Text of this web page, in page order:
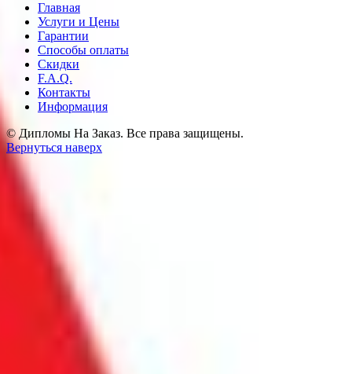
Главная
Услуги и Цены
Гарантии
Способы оплаты
Скидки
F.A.Q.
Контакты
Информация
© Дипломы На Заказ. Все права защищены.
Вернуться наверх